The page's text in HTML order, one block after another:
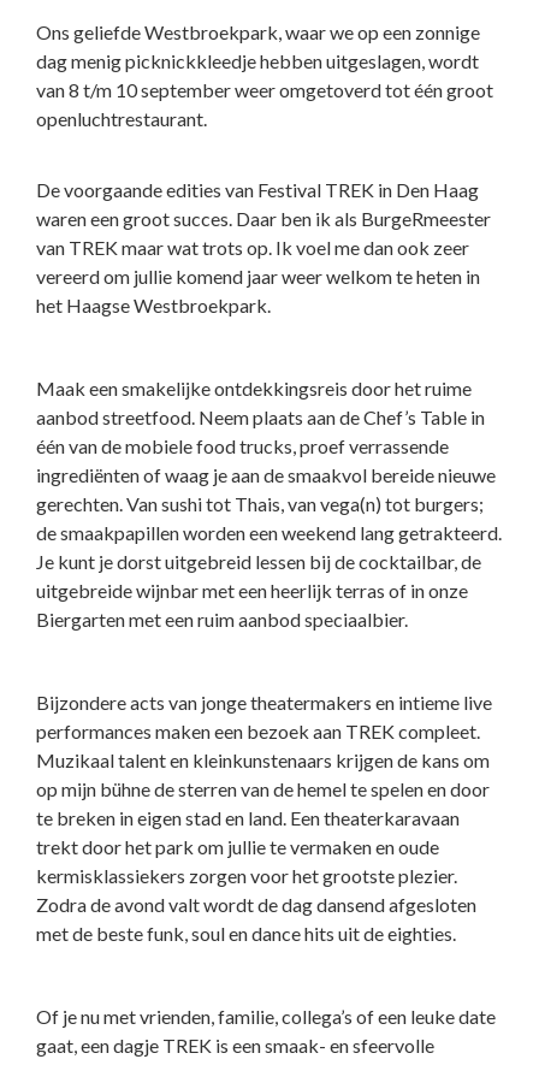
Ons geliefde Westbroekpark, waar we op een zonnige
dag menig picknickkleedje hebben uitgeslagen, wordt
van 8 t/m 10 september weer omgetoverd tot één groot
openluchtrestaurant.
De voorgaande edities van Festival TREK in Den Haag
waren een groot succes. Daar ben ik als BurgeRmeester
van TREK maar wat trots op. Ik voel me dan ook zeer
vereerd om jullie komend jaar weer welkom te heten in
het Haagse Westbroekpark.
Maak een smakelijke ontdekkingsreis door het ruime
aanbod streetfood. Neem plaats aan de Chef’s Table in
één van de mobiele food trucks, proef verrassende
ingrediënten of waag je aan de smaakvol bereide nieuwe
gerechten. Van sushi tot Thais, van vega(n) tot burgers;
de smaakpapillen worden een weekend lang getrakteerd.
Je kunt je dorst uitgebreid lessen bij de cocktailbar, de
uitgebreide wijnbar met een heerlijk terras of in onze
Biergarten met een ruim aanbod speciaalbier.
Bijzondere acts van jonge theatermakers en intieme live
performances maken een bezoek aan TREK compleet.
Muzikaal talent en kleinkunstenaars krijgen de kans om
op mijn bühne de sterren van de hemel te spelen en door
te breken in eigen stad en land. Een theaterkaravaan
trekt door het park om jullie te vermaken en oude
kermisklassiekers zorgen voor het grootste plezier.
Zodra de avond valt wordt de dag dansend afgesloten
met de beste funk, soul en dance hits uit de eighties.
Of je nu met vrienden, familie, collega’s of een leuke date
gaat, een dagje TREK is een smaak- en sfeervolle